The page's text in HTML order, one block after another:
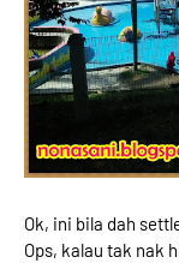
Ok, ini bila dah
Ops, kalau tak nak